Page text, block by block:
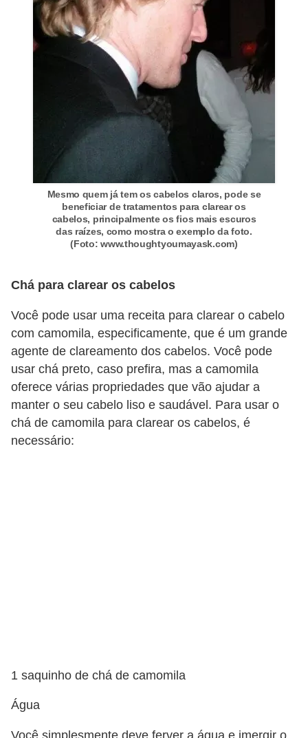
Mesmo quem já tem os cabelos claros, pode se
beneficiar de tratamentos para clarear os
cabelos, principalmente os fios mais escuros
das raízes, como mostra o exemplo da foto.
(Foto: www.thoughtyoumayask.com)
Chá para clarear os cabelos
Você pode usar uma receita para clarear o cabelo
com camomila, especificamente, que é um grande
agente de clareamento dos cabelos. Você pode
usar chá preto, caso prefira, mas a camomila
oferece várias propriedades que vão ajudar a
manter o seu cabelo liso e saudável. Para usar o
chá de camomila para clarear os cabelos, é
necessário:
1 saquinho de chá de camomila
Água
m
a
s
c
u
l
i
n
m
s
m